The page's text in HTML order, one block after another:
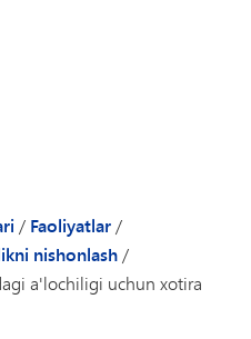
/ Faoliyatlar/
nishonlash/
a'lochiligi uchun xotira